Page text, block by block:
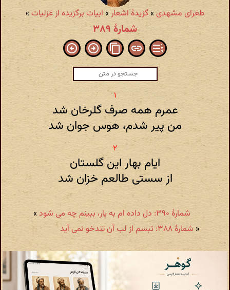
طغرای مشهدی »گزیدهٔ اشعار» ابیات برگزیده از غزلیات»
شمارهٔ ۳۸۹
عمرم همه صرف گلرخان شد
من پیر شدم، هوس جوان شد
ایام بهار این گلستان
از سستی طالعم خزان شد
شمارهٔ ۳۹۰: دل داده ام به یار، ببینم چه می شود
»
« شمارهٔ ۳۸۸: تبسم از لب آن تندخو نمی آید